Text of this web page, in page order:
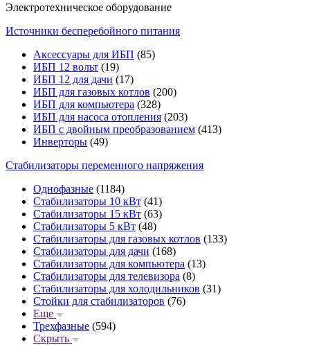
Электротехническое оборудование
Источники бесперебойного питания
Аксессуары для ИБП (85)
ИБП 12 вольт (19)
ИБП 12 для дачи (17)
ИБП для газовых котлов (200)
ИБП для компьютера (328)
ИБП для насоса отопления (203)
ИБП с двойным преобразованием (413)
Инверторы (49)
Стабилизаторы переменного напряжения
Однофазные (1184)
Стабилизаторы 10 кВт (41)
Стабилизаторы 15 кВт (63)
Стабилизаторы 5 кВт (48)
Стабилизаторы для газовых котлов (133)
Стабилизаторы для дачи (168)
Стабилизаторы для компьютера (13)
Стабилизаторы для телевизора (8)
Стабилизаторы для холодильников (31)
Стойки для стабилизаторов (76)
Еще
Трехфазные (594)
Скрыть